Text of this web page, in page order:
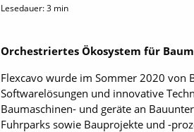
Lesedauer:3 min
Orchestriertes Ökosystem für
Flexcavo wurde im Sommer 2020 von
Softwarelösungen und innovative
Baumaschinen- und geräte an
Fuhrparks sowie Bauprojekte und -